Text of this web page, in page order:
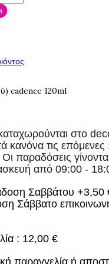
cadence 120ml
στο
κανόνα τις επόμενες
παραδόσεις
από 09:00 -
Σαββάτου +3,50
Σάββατο
: 12,00 €
παραγγελία ή